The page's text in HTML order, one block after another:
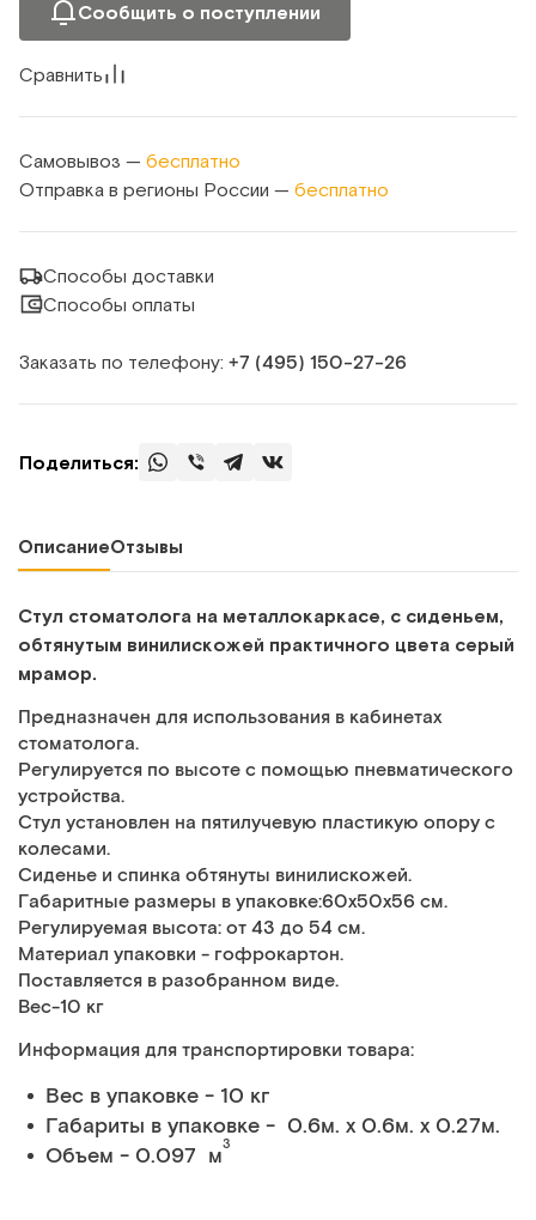
Сообщить о поступлении
Сравнить
Самовывоз — бесплатно
Отправка в регионы России — бесплатно
Способы доставки
Способы оплаты
Заказать по телефону: +7 (495) 150‑27‑26
Поделиться:
ОписаниеОтзывы
Стул стоматолога на металлокаркасе, с сиденьем,
обтянутым винилискожей практичного цвета серый
мрамор.
Предназначен для использования в кабинетах
стоматолога.
Регулируется по высоте с помощью пневматического
устройства.
Стул установлен на пятилучевую пластикую опору с
колесами.
Сиденье и спинка обтянуты винилискожей.
Габаритные размеры в упаковке:60х50х56 см.
Регулируемая высота: от 43 до 54 см.
Материал упаковки - гофрокартон.
Поставляется в разобранном виде.
Вес-10 кг
Информация для транспортировки товара:
Вес в упаковке - 10 кг
Габариты в упаковке - 0.6м. x 0.6м. x 0.27м.
Объем - 0.097 м3